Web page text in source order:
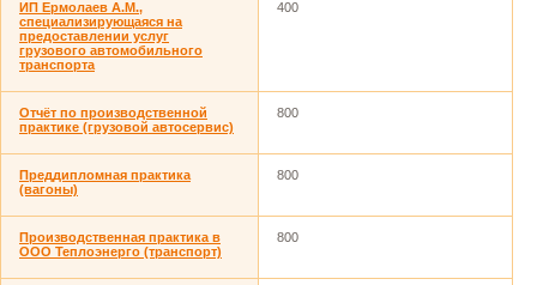
ИП Ермолаев А.М.,
специализирующаяся на
предоставлении услуг
грузового автомобильного
транспорта
400
Отчёт по производственной
практике (грузовой автосервис)
800
Преддипломная практика
(вагоны)
800
Производственная практика в
ООО Теплоэнерго (транспорт)
800